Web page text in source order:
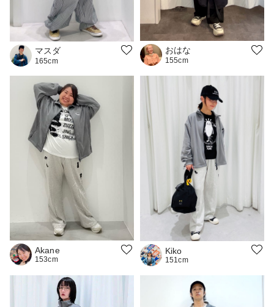
マスダ
165cm
おはな
155cm
Akane
153cm
Kiko
151cm